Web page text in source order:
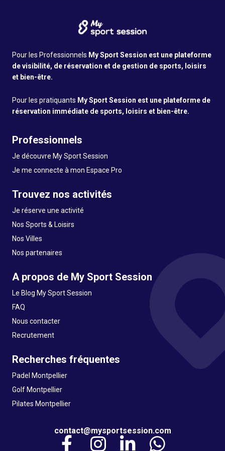
Pour les Professionnels My Sport Session est une plateforme
de visibilité, de réservation et de gestion de sports, loisirs
et bien-être.
Pour les pratiquants My Sport Session est une plateforme de
réservation immédiate de sports, loisirs et bien-être.
Professionnels
Je découvre My Sport Session
Je me connecte à mon Espace Pro
Trouvez nos activités
Je réserve une activité
Nos Sports & Loisirs
Nos Villes
Nos partenaires
A propos de My Sport Session
Le Blog My Sport Session
FAQ
Nous contacter
Recrutement
Recherches fréquentes
Padel Montpellier
Golf Montpellier
Pilates Montpellier
contact@mysportsession.com